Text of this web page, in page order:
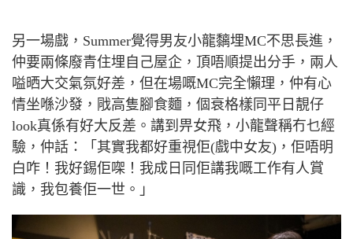
另一場戲， Summer覺得男友小龍黐埋MC不思長進，
仲要兩條廢青住埋自己屋企，頂唔順提出分手，兩人
嗌晒大交氣氛好差，但在場嘅MC完全懶理，仲有心
情坐喺沙發， 戙高隻腳食麵，個衰格樣同平日靚仔
look真係有好大反差。講到畀女飛，小龍聲稱冇乜經
驗，仲話：「其實我都好重視佢(戲中女友) ，佢唔明
白咋！我好錫佢㗎！我成日同佢講我嘅工作有人賞
識，我包養佢一世。」